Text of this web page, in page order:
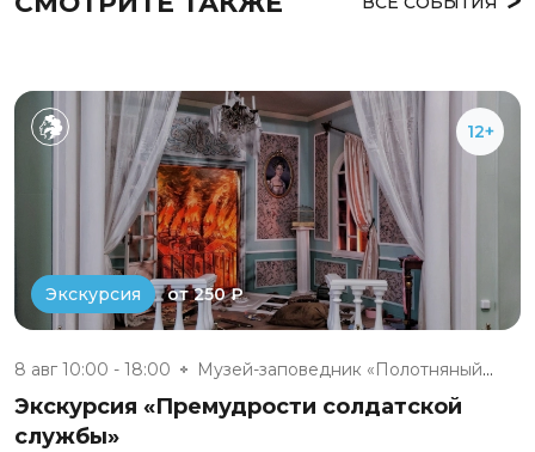
12+
Экскурсия от 250 ₽
8 авг 10:00 - 18:00 Музей-заповедник «Полотняный З...
Экскурсия «Премудрости солдатской
службы»